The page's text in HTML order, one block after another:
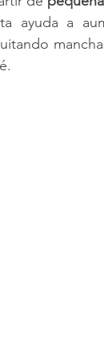
ayuda a